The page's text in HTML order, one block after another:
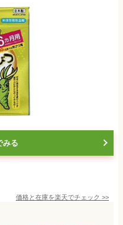
みる
価格と在庫を楽天でチェック >>